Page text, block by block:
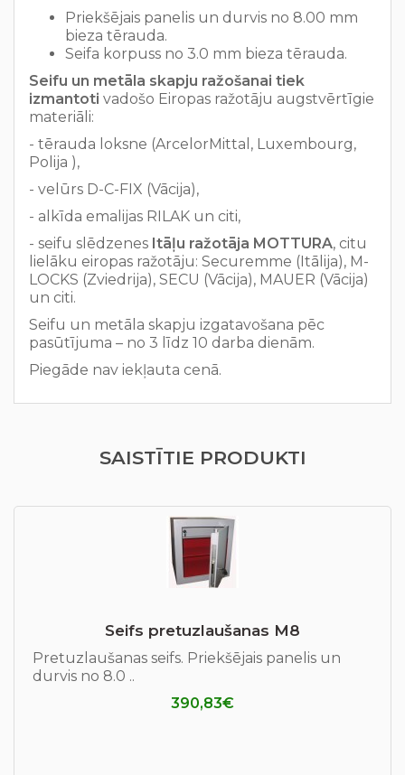
Priekšējais panelis un durvis no 8.00 mm
bieza tērauda.
Seifa korpuss no 3.0 mm bieza tērauda.
Seifu un metāla skapju ražošanai tiek
izmantoti vadošo Eiropas ražotāju augstvērtīgie
materiāli:
- tērauda loksne (ArcelorMittal, Luxembourg,
Polija ),
- velūrs D-C-FIX (Vācija),
- alkīda emalijas RILAK un citi,
- seifu slēdzenes Itāļu ražotāja MOTTURA, citu
lielāku eiropas ražotāju: Securemme (Itālija), M-
LOCKS (Zviedrija), SECU (Vācija), MAUER (Vācija)
un citi.
Seifu un metāla skapju izgatavošana pēc
pasūtījuma – no 3 līdz 10 darba dienām.
Piegāde nav iekļauta cenā.
SAISTĪTIE PRODUKTI
Seifs pretuzlaušanas М8
Pretuzlaušanas seifs. Priekšējais panelis un
durvis no 8.0 ..
390,83€